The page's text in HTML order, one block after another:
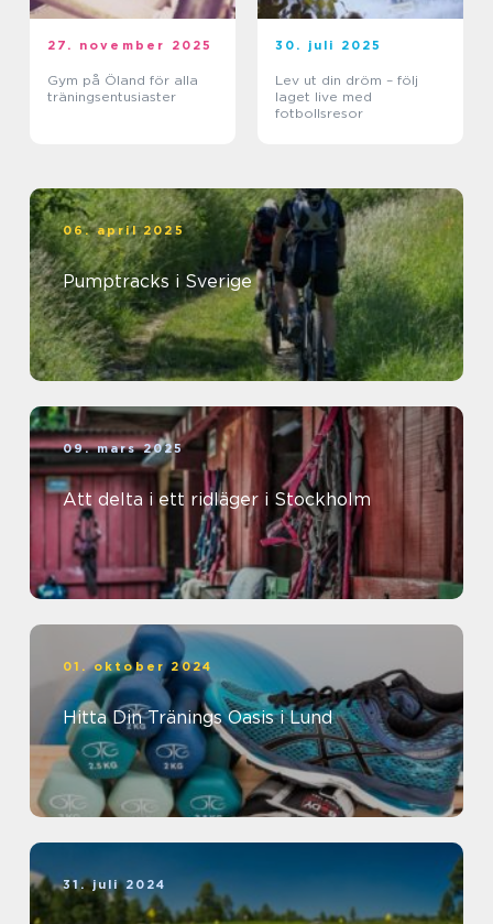
27. november 2025
Gym på Öland för alla
träningsentusiaster
30. juli 2025
Lev ut din dröm – följ
laget live med
fotbollsresor
06. april 2025
Pumptracks i Sverige
09. mars 2025
Att delta i ett ridläger i Stockholm
01. oktober 2024
Hitta Din Tränings Oasis i Lund
31. juli 2024